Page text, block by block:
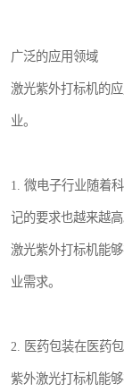
广泛的应用领域
激光紫外打标机的
业。
1. 微电子行业随着
记的要求也越来越高
激光紫外打标机能
业需求。
2. 医药包装在医药
紫外激光打标机能